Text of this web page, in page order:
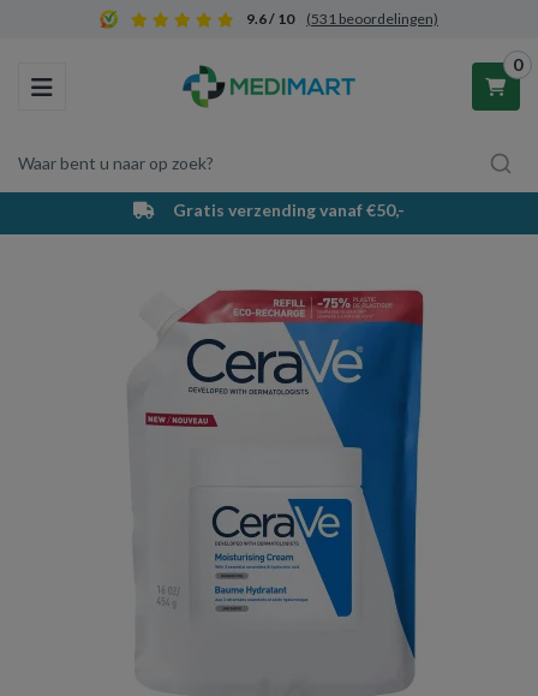
9.6 / 10 (531 beoordelingen)
Toggle navigation
Waar bent u naar op zoek?
0
Winkelwagen
Uw winkelwagen is leeg.
Vul hem met producten.
Gratis verzending vanaf €50,-